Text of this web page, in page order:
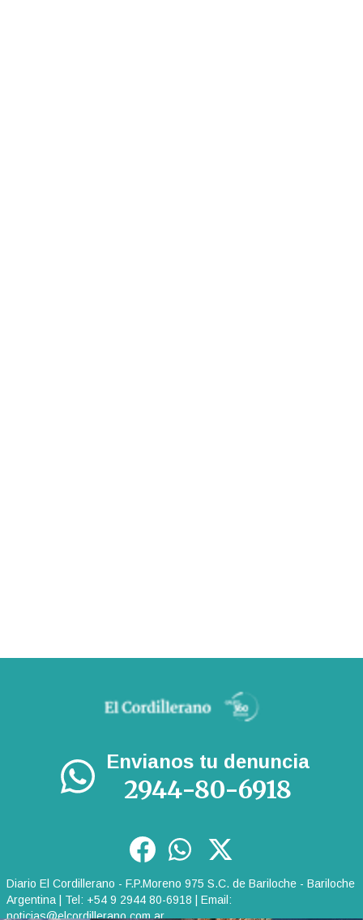
Envianos tu denuncia
2944-80-6918
Diario El Cordillerano - F.P.Moreno 975 S.C. de Bariloche - Bariloche
Argentina | Tel: +54 9 2944 80-6918 | Email:
noticias@elcordillerano.com.ar